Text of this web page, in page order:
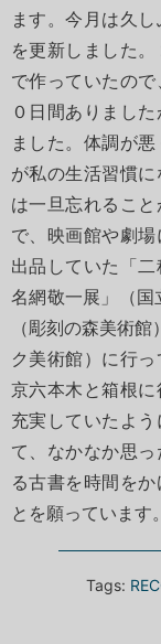
ます。今月は久
を更新しました
で作っていたの
０日間ありまし
ました。体調が
が私の生活習慣
は一旦忘れるこ
で、映画館や劇
出品していた「
名網敬一展」（
（彫刻の森美術
ク美術館）に行
京六本木と箱根
充実していたよ
て、なかなか思
る古書を時間を
とを願っています。
Tags: